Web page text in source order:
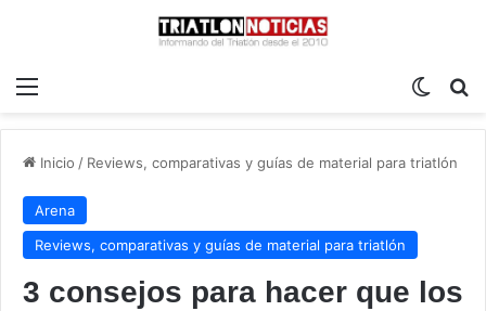
Inicio / Reviews, comparativas y guías de material para triatlón
Arena
Reviews, comparativas y guías de material para triatlón
3 consejos para hacer que los